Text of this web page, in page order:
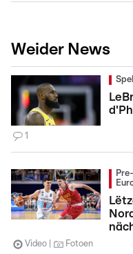
Weider News
1
Video Fotoen